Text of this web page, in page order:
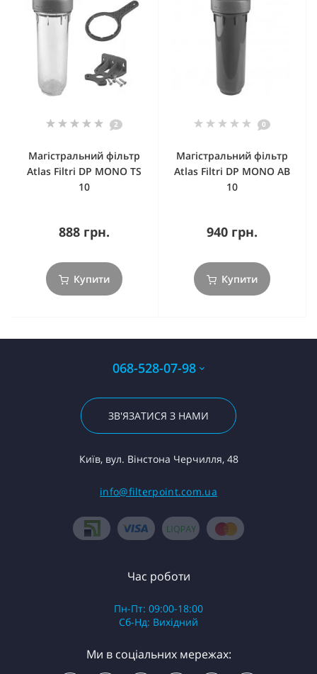
2
Магістральний фільтр
Atlas Filtri DP MONO TS
10
888 грн.
Купити
0
Магістральний фільтр
Atlas Filtri DP MONO AB
10
940 грн.
Купити
068-528-07-98
ЗВ'ЯЗАТИСЯ З НАМИ
Київ, вул. Вінстона Черчилля, 48
info@filterpoint.com.ua
Час роботи
Пн-Пт: 09:00-18:00
Сб-Нд: Вихідний
Ми в соціальних мережах: